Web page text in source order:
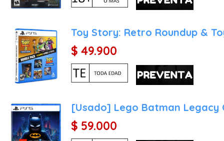
Toy Story: Retro Roundup &
$ 49.900
[Usado] Lego Batman Legacy
$ 59.000